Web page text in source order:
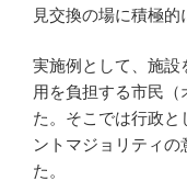
見交換の場に積極
実施例として、施設
用を負担する市民
た。そこでは行政と
ントマジョリティ
た。